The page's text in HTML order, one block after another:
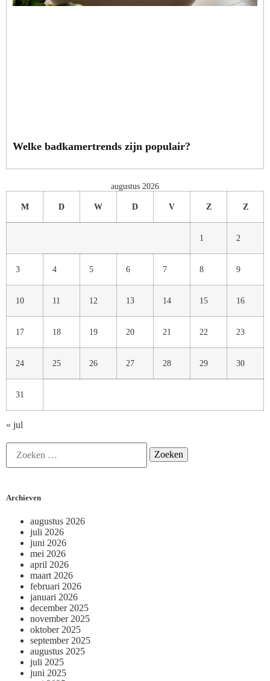
Welke badkamertrends zijn populair?
augustus 2026
M D W D V Z Z
1 2
3 4 5 6 7 8 9
10 11 12 13 14 15 16
17 18 19 20 21 22 23
24 25 26 27 28 29 30
31
« jul
Archieven
augustus 2026
juli 2026
juni 2026
mei 2026
april 2026
maart 2026
februari 2026
januari 2026
december 2025
november 2025
oktober 2025
september 2025
augustus 2025
juli 2025
juni 2025